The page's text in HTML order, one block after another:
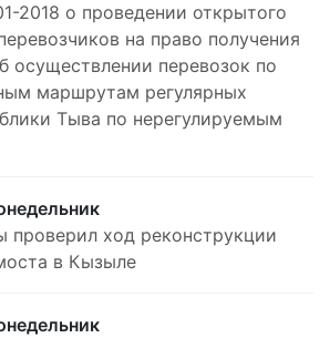
о проведении открытого
на право получения
осуществлении перевозок по
маршрутам регулярных
Тыва по нерегулируемым
проверил ход реконструкции
в Кызыле